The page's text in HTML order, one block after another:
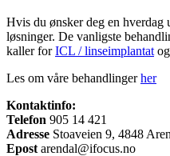
Hvis du ønsker deg en hverdag
løsninger. De vanligste
kaller forICL / linseimplantat og
Les om våre behandlingerher
Kontaktinfo:
Telefon 905 14 421
Adresse Stoaveien 9, 4848
Epost arendal@ifocus.no